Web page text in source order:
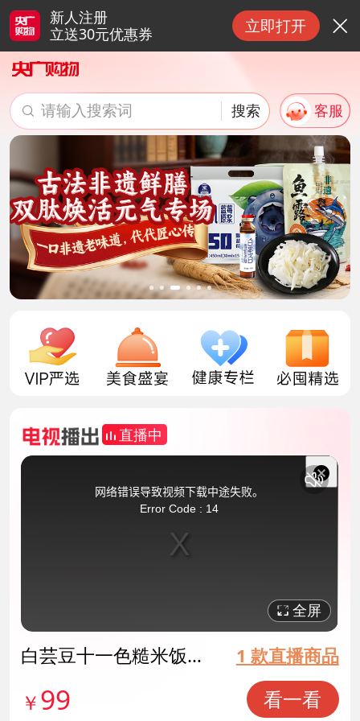
新人注册
立送30元优惠券
立即打开 
 请输入搜索词 搜索 搜索 客服
直播中
This
is
网络错误导致视频下载中途失败。
Error Code : 14
关
全屏
白芸豆十一色糙米饭团
3
1 款直播商品
￥99 看一看